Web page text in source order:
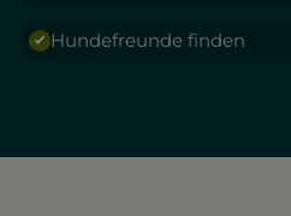
Hundefreunde finden